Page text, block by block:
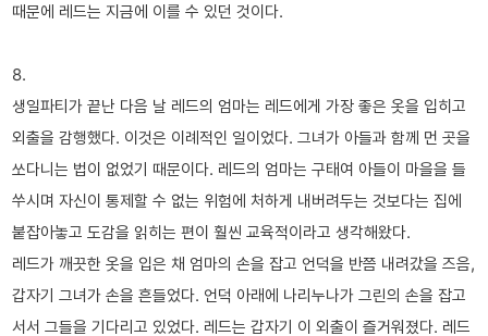
때문에 레드는 지금에 이를 수 있던 것이다.
8.
생일파티가 끝난 다음 날 레드의 엄마는 레드에게 가장 좋은 옷을 입히고
외출을 감행했다. 이것은 이례적인 일이었다. 그녀가 아들과 함께 먼 곳을
쏘다니는 법이 없었기 때문이다. 레드의 엄마는 구태여 아들이 마을을 들
쑤시며 자신이 통제할 수 없는 위험에 처하게 내버려두는 것보다는 집에
붙잡아놓고 도감을 읽히는 편이 훨씬 교육적이라고 생각해왔다.
레드가 깨끗한 옷을 입은 채 엄마의 손을 잡고 언덕을 반쯤 내려갔을 즈음,
갑자기 그녀가 손을 흔들었다. 언덕 아래에 나리누나가 그린의 손을 잡고
서서 그들을 기다리고 있었다. 레드는 갑자기 이 외출이 즐거워졌다. 레드